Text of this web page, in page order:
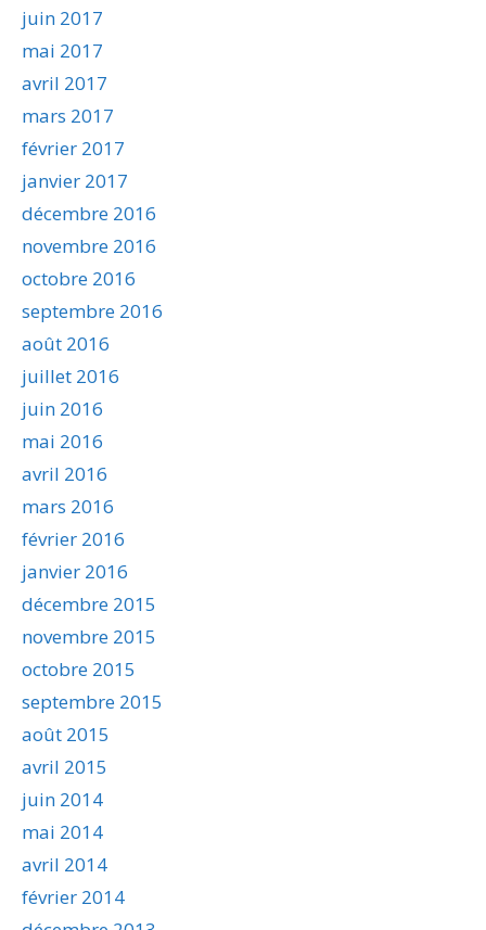
juin 2017
mai 2017
avril 2017
mars 2017
février 2017
janvier 2017
décembre 2016
novembre 2016
octobre 2016
septembre 2016
août 2016
juillet 2016
juin 2016
mai 2016
avril 2016
mars 2016
février 2016
janvier 2016
décembre 2015
novembre 2015
octobre 2015
septembre 2015
août 2015
avril 2015
juin 2014
mai 2014
avril 2014
février 2014